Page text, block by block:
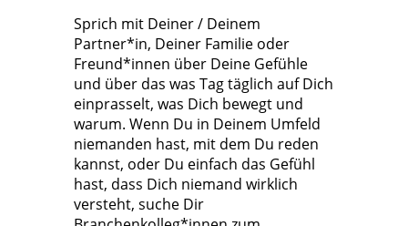
Sprich mit Deiner / Deinem
Partner*in, Deiner Familie oder
Freund*innen über Deine Gefühle
und über das was Tag täglich auf Dich
einprasselt, was Dich bewegt und
warum. Wenn Du in Deinem Umfeld
niemanden hast, mit dem Du reden
kannst, oder Du einfach das Gefühl
hast, dass Dich niemand wirklich
versteht, suche Dir